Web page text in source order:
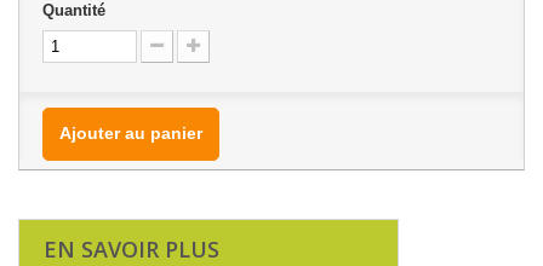
Quantité
Ajouter au panier
EN SAVOIR PLUS